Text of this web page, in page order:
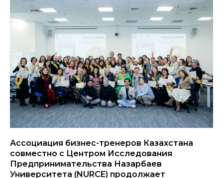
Ассоциация бизнес-тренеров Казахстана
совместно с Центром Исследования
Предпринимательства Назарбаев
Университета (NURCE) продолжает